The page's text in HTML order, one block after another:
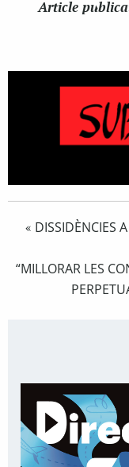
Article
« DISSIDÈNCIES
“MILLORAR LES